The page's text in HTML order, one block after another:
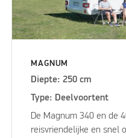
MAGNUM
Diepte: 250 cm
Type: Deelvoortent
De Magnum 340 en de
reisvriendelijke en snel